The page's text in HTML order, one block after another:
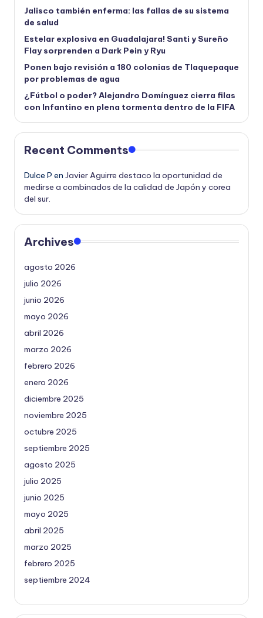
Jalisco también enferma: las fallas de su sistema
de salud
Estelar explosiva en Guadalajara! Santi y Sureño
Flay sorprenden a Dark Pein y Ryu
Ponen bajo revisión a 180 colonias de Tlaquepaque
por problemas de agua
¿Fútbol o poder? Alejandro Domínguez cierra filas
con Infantino en plena tormenta dentro de la FIFA
Recent Comments
Dulce P en Javier Aguirre destaco la oportunidad de
medirse a combinados de la calidad de Japón y corea
del sur.
Archives
agosto 2026
julio 2026
junio 2026
mayo 2026
abril 2026
marzo 2026
febrero 2026
enero 2026
diciembre 2025
noviembre 2025
octubre 2025
septiembre 2025
agosto 2025
julio 2025
junio 2025
mayo 2025
abril 2025
marzo 2025
febrero 2025
septiembre 2024